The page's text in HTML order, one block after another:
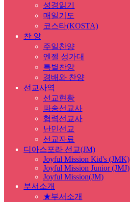
성경읽기
매일기도
코스타(KOSTA)
찬 양
주일찬양
엔젤 성가대
특별찬양
경배와 찬양
선교사역
선교현황
파송선교사
협력선교사
난민선교
선교자료
디아스포라 선교(JM)
Joyful Mission Kid's (JMK)
Joyful Mission Junior (JMJ)
Joyful Mission(JM)
부서소개
★부서소개